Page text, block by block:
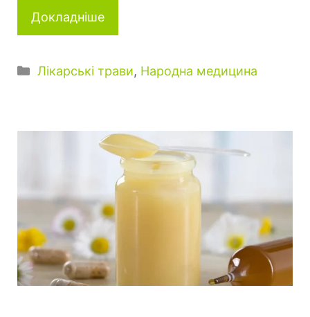
Докладніше
Категорії
Лікарські трави, Народна медицина